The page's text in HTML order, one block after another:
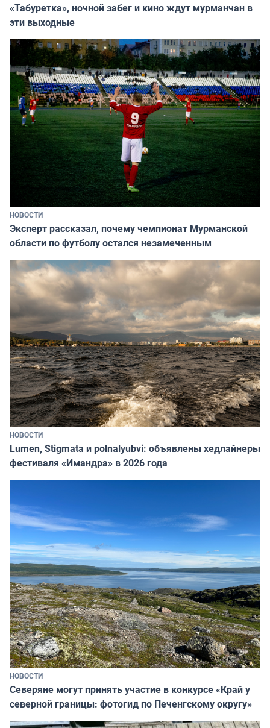
«Табуретка», ночной забег и кино ждут мурманчан в
эти выходные
НОВОСТИ
Эксперт рассказал, почему чемпионат Мурманской
области по футболу остался незамеченным
НОВОСТИ
Lumen, Stigmata и polnalyubvi: объявлены хедлайнеры
фестиваля «Имандра» в 2026 года
НОВОСТИ
Северяне могут принять участие в конкурсе «Край у
северной границы: фотогид по Печенгскому округу»